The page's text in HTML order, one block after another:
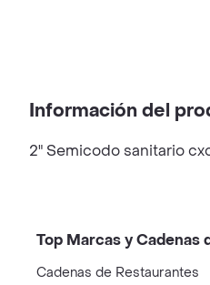
Información del
2" Semicodo sanitario
Top Marcas y Cadenas
Cadenas de Restaurantes